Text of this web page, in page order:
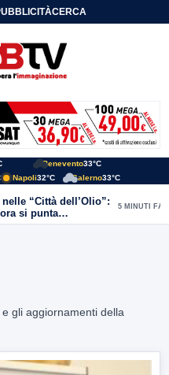
CERCA
Benevento33°C
Napoli32°C Salerno33°C
“Città dell’Olio”:
si punta
5 MINUTI FA
gli aggiornamenti della